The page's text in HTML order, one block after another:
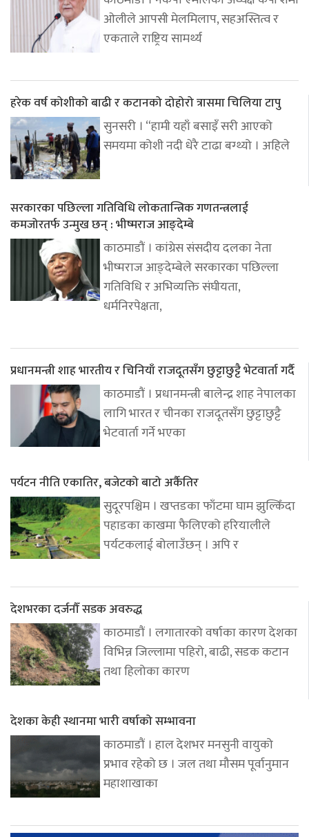
ओलीले आपसी मेलमिलाप, सहअस्तित्व र
एकताले राष्ट्रिय सामर्थ्य
हरेक वर्ष कोशीको बाढी र कटानको दोहोरो त्रासमा चिलिया टापु
सुनसरी । “हामी यहाँ बसाइँ सरी आएको
समयमा कोशी नदी धेरै टाढा बग्थ्यो । अहिले
सरकारका पछिल्ला गतिविधि लोकतान्त्रिक गणतन्त्रलाई
कमजोरतर्फ उन्मुख छन् : भीष्मराज आङ्देम्बे
काठमाडौं । कांग्रेस संसदीय दलका नेता
भीष्मराज आङ्देम्बेले सरकारका पछिल्ला
गतिविधि र अभिव्यक्ति संघीयता,
धर्मनिरपेक्षता,
प्रधानमन्त्री शाह भारतीय र चिनियाँ राजदूतसँग छुट्टाछुट्टै भेटवार्ता गर्दै
काठमाडौं । प्रधानमन्त्री बालेन्द्र शाह नेपालका
लागि भारत र चीनका राजदूतसँग छुट्टाछुट्टै
भेटवार्ता गर्ने भएका
पर्यटन नीति एकातिर, बजेटको बाटो अर्कैतिर
सुदूरपश्चिम । खप्तडका फाँटमा घाम झुल्किँदा
पहाडका काखमा फैलिएको हरियालीले
पर्यटकलाई बोलाउँछन् । अपि र
देशभरका दर्जनौँ सडक अवरुद्ध
काठमाडौं । लगातारको वर्षाका कारण देशका
विभिन्न जिल्लामा पहिरो, बाढी, सडक कटान
तथा हिलोका कारण
देशका केही स्थानमा भारी वर्षाको सम्भावना
काठमाडौं । हाल देशभर मनसुनी वायुको
प्रभाव रहेको छ । जल तथा मौसम पूर्वानुमान
महाशाखाका